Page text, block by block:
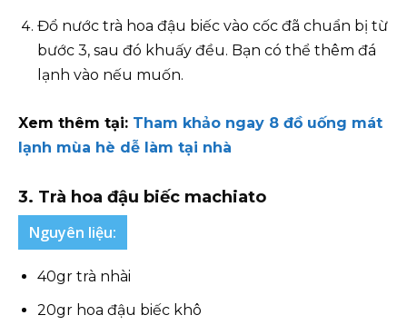
Đổ nước trà hoa đậu biếc vào cốc đã chuẩn bị từ
bước 3, sau đó khuấy đều. Bạn có thể thêm đá
lạnh vào nếu muốn.
Xem thêm tại: Tham khảo ngay 8 đồ uống mát
lạnh mùa hè dễ làm tại nhà
3. Trà hoa đậu biếc machiato
Nguyên liệu:
40gr trà nhài
20gr hoa đậu biếc khô